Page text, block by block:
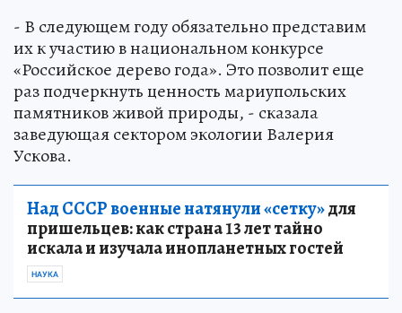
- В следующем году обязательно представим
их к участию в национальном конкурсе
«Российское дерево года». Это позволит еще
раз подчеркнуть ценность мариупольских
памятников живой природы, - сказала
заведующая сектором экологии Валерия
Ускова.
Над СССР военные натянули «сетку»для
пришельцев: как страна 13 лет тайно
искала и изучала инопланетных гостей
НАУКА